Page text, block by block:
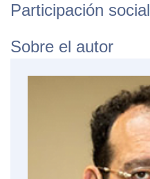
Participación social
Sobre el autor